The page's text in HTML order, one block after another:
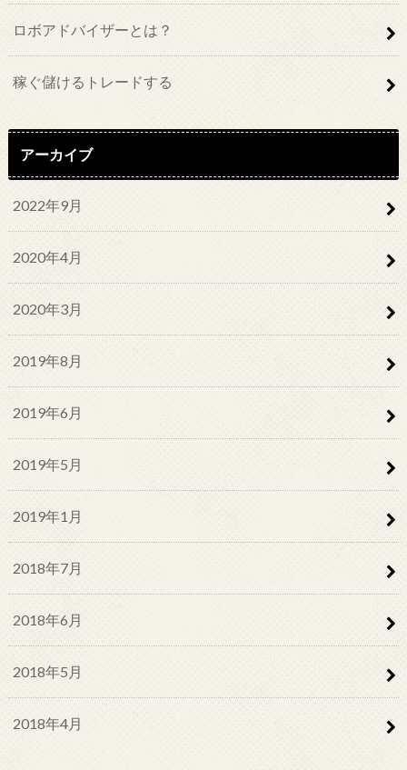
ロボアドバイザーとは？
稼ぐ儲けるトレードする
アーカイブ
2022年9月
2020年4月
2020年3月
2019年8月
2019年6月
2019年5月
2019年1月
2018年7月
2018年6月
2018年5月
2018年4月